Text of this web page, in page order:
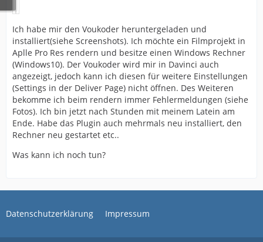
Ich habe mir den Voukoder heruntergeladen und
installiert(siehe Screenshots). Ich möchte ein Filmprojekt in
Aplle Pro Res rendern und besitze einen Windows Rechner
(Windows10). Der Voukoder wird mir in Davinci auch
angezeigt, jedoch kann ich diesen für weitere Einstellungen
(Settings in der Deliver Page) nicht öffnen. Des Weiteren
bekomme ich beim rendern immer Fehlermeldungen (siehe
Fotos). Ich bin jetzt nach Stunden mit meinem Latein am
Ende. Habe das Plugin auch mehrmals neu installiert, den
Rechner neu gestartet etc..
Was kann ich noch tun?
Datenschutzerklärung Impressum